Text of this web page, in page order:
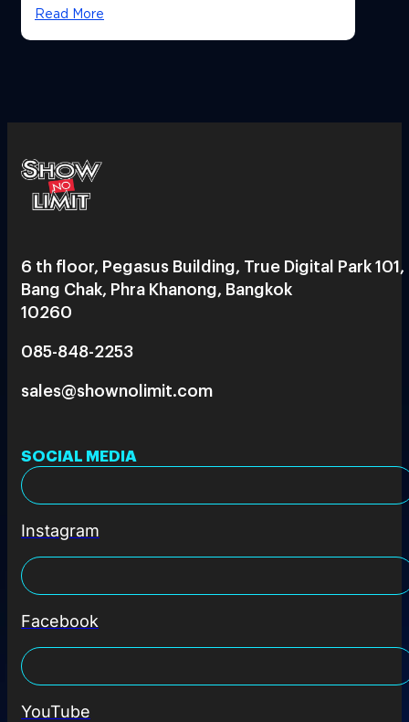
Read More
6 th floor, Pegasus Building, True Digital Park 101,
Bang Chak, Phra Khanong, Bangkok
10260
085-848-2253
sales@shownolimit.com
SOCIAL MEDIA
Instagram
Facebook
YouTube